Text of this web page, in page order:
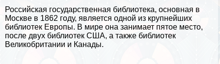
Российская государственная библиотека, основная в
Москве в 1862 году, является одной из крупнейших
библиотек Европы. В мире она занимает пятое место,
после двух библиотек США, а также библиотек
Великобритании и Канады.